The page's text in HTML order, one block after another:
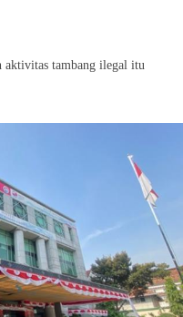
aktivitas tambang ilegal itu